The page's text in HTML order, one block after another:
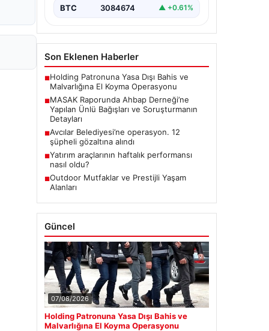
BTC 3084674 ▲ +0.61%
Son Eklenen Haberler
■Holding Patronuna Yasa Dışı Bahis ve
Malvarlığına El Koyma Operasyonu
■MASAK Raporunda Ahbap Derneği’ne
Yapılan Ünlü Bağışları ve Soruşturmanın
Detayları
■Avcılar Belediyesi’ne operasyon. 12
şüpheli gözaltına alındı
■Yatırım araçlarının haftalık performansı
nasıl oldu?
■Outdoor Mutfaklar ve Prestijli Yaşam
Alanları
Güncel
07/08/2026
Holding Patronuna Yasa Dışı Bahis ve
Malvarlığına El Koyma Operasyonu